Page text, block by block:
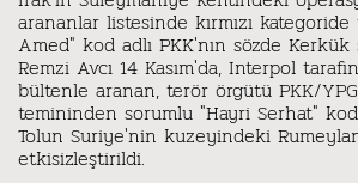
arananlar listesinde kırmızı
Amed" kod adlı PKK'nın sözde
Remzi Avcı 14 Kasım'da, Interpol
bültenle aranan, terör örgütü PKK/
temininden sorumlu "Hayri Serhat"
Tolun Suriye'nin kuzeyindeki
etkisizleştirildi.